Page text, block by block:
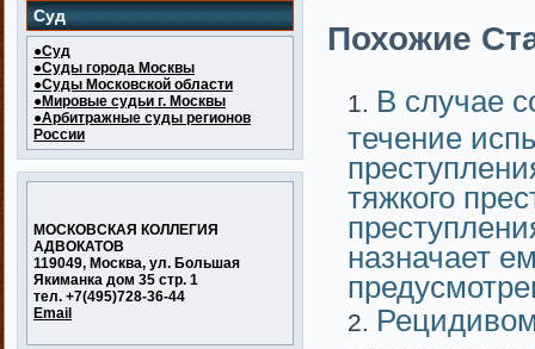
Суд
●Суд
●Суды города Москвы
●Суды Московской области
●Мировые судьи г. Москвы
●Арбитражные суды регионов
России
МОСКОВСКАЯ КОЛЛЕГИЯ
АДВОКАТОВ
119049, Москва, ул. Большая
Якиманка дом 35 стр. 1
тел. +7(495)728-36-44
Email
Похожие
В случае
течение
тяжкого
назначает